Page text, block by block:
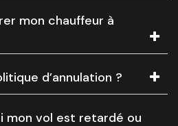
mon chauffeur à
d’annulation ?
mon vol est retardé ou